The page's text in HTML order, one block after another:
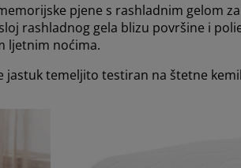
pjene s rashladnim gelom
rashladnog gela blizu površine i
ljetnim noćima.
jastuk temeljito testiran na štetne